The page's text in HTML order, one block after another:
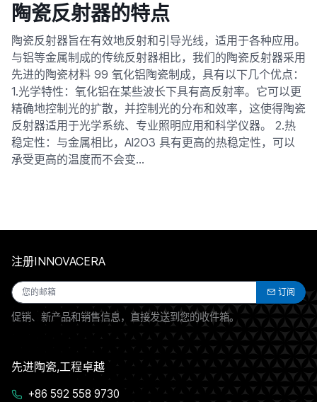
陶瓷反射器的特点
陶瓷反射器旨在有效地反射和引导光线，适用于各种应用。
与铝等金属制成的传统反射器相比，我们的陶瓷反射器采用
先进的陶瓷材料 99 氧化铝陶瓷制成，具有以下几个优点：
1.光学特性：氧化铝在某些波长下具有高反射率。它可以更
精确地控制光的扩散，并控制光的分布和效率，这使得陶瓷
反射器适用于光学系统、专业照明应用和科学仪器。 2.热
稳定性：与金属相比，Al2O3 具有更高的热稳定性，可以
承受更高的温度而不会变…
注册INNOVACERA
订阅
促销、新产品和销售信息，直接发送到您的收件箱。
先进陶瓷,工程卓越
+86 592 558 9730